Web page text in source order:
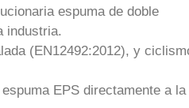
espuma de doble
industria.
(EN12492:2012), y
EPS directamente a la